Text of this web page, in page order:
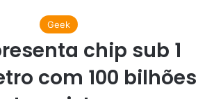
Geek
chip sub 1
com 100 bilhões